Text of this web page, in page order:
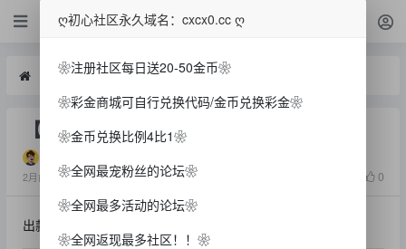
白菜
白菜 【金马娱乐】—✅— 改版重置送38
【金马娱乐】—✅— 改版重置送38
2月前 1684 0
出款情况：自测（严谨充值）
ღ初心社区永久域名：cxcx0.cc ღ
❀注册社区每日送20-50金币❀
❀彩金商城可自行兑换代码/金币兑换彩金❀
❀金币兑换比例4比1❀
❀全网最宠粉丝的论坛❀
❀全网最多活动的论坛❀
❀全网返现最多社区！！❀